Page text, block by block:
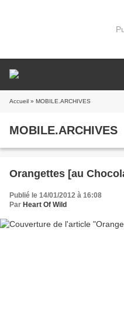
Accueil » MOBILE.ARCHIVES
MOBILE.ARCHIVES
Orangettes [au
Publié le 14/01/2012 à 16:08
Par Heart Of Wild